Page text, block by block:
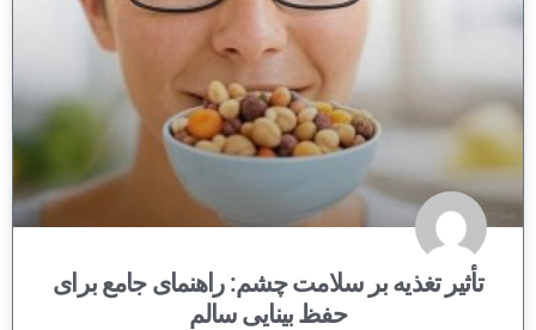
تأثیر تغذیه بر سلامت چشم: راهنمای جامع برای
حفظ بینایی سالم